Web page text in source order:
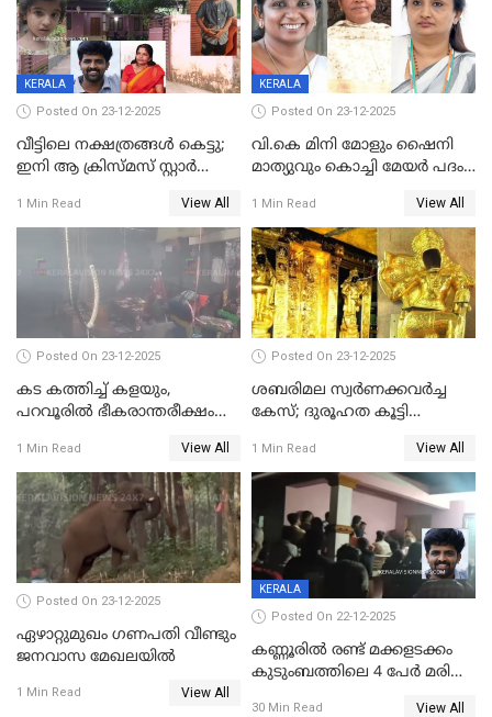
KERALA
Posted On 23-12-2025
വീട്ടിലെ നക്ഷത്രങ്ങൾ കെട്ടു;
ഇനി ആ ക്രിസ്മസ് സ്റ്റാർ
വേണ്ടിയുള്ള
പിടിവലിക്കിടയിൽ
അപ്പൂപ്പനെതിരെ പോക്സോ
കേസ് ഒടുവിൽ 4 ജീവനുകൾ
പൊലിഞ്ഞു
1 Min Read View All
KERALA
Posted On 23-12-2025
വി.കെ മിനി മോളും ഷൈനി
മാത്യുവും കൊച്ചി മേയർ പദം
മേയറാകില്ല
1 Min Read View All
Posted On 23-12-2025
കട കത്തിച്ച് കളയും,
പറവൂരില്‍ ഭീകരാന്തരീക്ഷം
1 Min Read View All
Posted On 23-12-2025
ശബരിമല സ്വര്‍ണക്കവര്‍ച്ച
കേസ്; ദുരൂഹത കൂട്ടി
1 Min Read View All
Posted On 23-12-2025
ഏഴാറ്റുമുഖം ഗണപതി വീണ്ടും
ജനവാസ മേഖലയിൽ
1 Min Read View All
KERALA
Posted On 22-12-2025
കണ്ണൂരിൽ രണ്ട് മക്കളടക്കം
കുടുംബത്തിലെ 4 പേർ മരിച്ച
30 Min Read View All